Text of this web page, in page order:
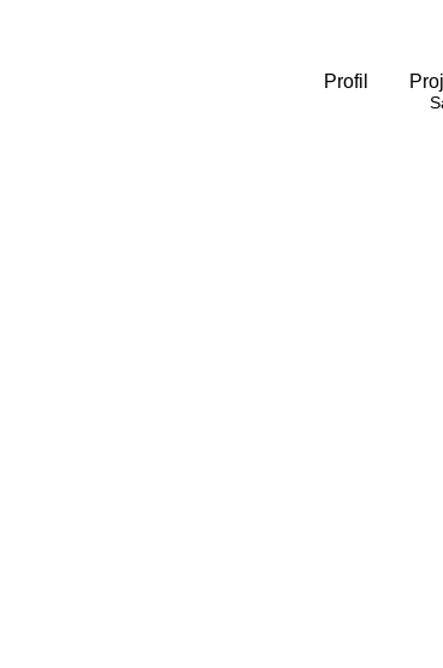
Profil